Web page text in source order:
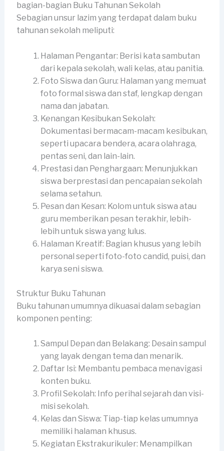
bagian-bagian Buku Tahunan Sekolah
Sebagian unsur lazim yang terdapat dalam buku
tahunan sekolah meliputi:
Halaman Pengantar: Berisi kata sambutan
dari kepala sekolah, wali kelas, atau panitia.
Foto Siswa dan Guru: Halaman yang memuat
foto formal siswa dan staf, lengkap dengan
nama dan jabatan.
Kenangan Kesibukan Sekolah:
Dokumentasi bermacam-macam kesibukan,
seperti upacara bendera, acara olahraga,
pentas seni, dan lain-lain.
Prestasi dan Penghargaan: Menunjukkan
siswa berprestasi dan pencapaian sekolah
selama setahun.
Pesan dan Kesan: Kolom untuk siswa atau
guru memberikan pesan terakhir, lebih-
lebih untuk siswa yang lulus.
Halaman Kreatif: Bagian khusus yang lebih
personal seperti foto-foto candid, puisi, dan
karya seni siswa.
Struktur Buku Tahunan
Buku tahunan umumnya dikuasai dalam sebagian
komponen penting:
Sampul Depan dan Belakang: Desain sampul
yang layak dengan tema dan menarik.
Daftar Isi: Membantu pembaca menavigasi
konten buku.
Profil Sekolah: Info perihal sejarah dan visi-
misi sekolah.
Kelas dan Siswa: Tiap-tiap kelas umumnya
memiliki halaman khusus.
Kegiatan Ekstrakurikuler: Menampilkan